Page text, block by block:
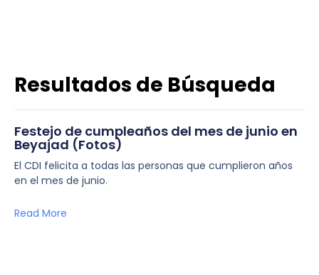
Resultados de Búsqueda
Festejo de cumpleaños del mes de junio en
Beyajad (Fotos)
El CDI felicita a todas las personas que cumplieron años
en el mes de junio.
Read More